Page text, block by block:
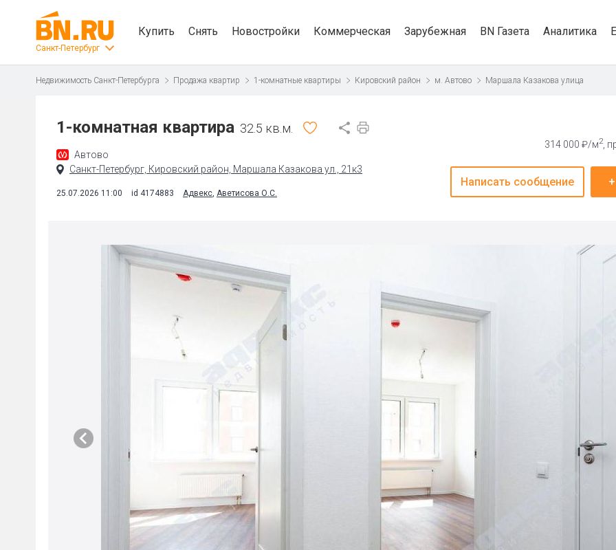
Санкт-Петербург
Купить Снять Новостройки Коммерческая Зарубежная BN Газета Аналитика
Недвижимость Санкт-Петербурга Продажа квартир 1-комнатные квартиры Кировский район м. Автово Маршала Казакова улица
1-комнатная квартира 32.5 кв.м.
Автово
Санкт-Петербург, Кировский район, Маршала Казакова ул., 21к3
25.07.2026 11:00 id 4174883 Адвекс, Аветисова О.С.
314 000 ₽/м2,
Написать сообщение